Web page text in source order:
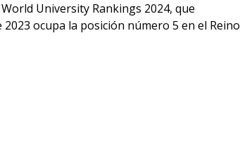
University Rankings 2024, que
ocupa la posición número 5 en el Reino